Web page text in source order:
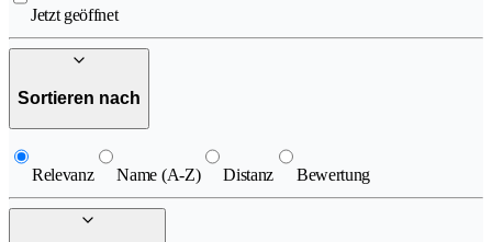
Jetzt geöffnet
Sortieren nach
Relevanz Name (A-Z) Distanz Bewertung